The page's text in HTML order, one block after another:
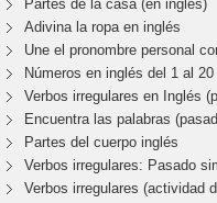
Partes de la casa (en inglés)
Adivina la ropa en inglés
Une el pronombre personal
Números en inglés del 1 al 20
Verbos irregulares en Inglés
Encuentra las palabras
Partes del cuerpo inglés
Verbos irregulares: Pasado
Verbos irregulares (actividad